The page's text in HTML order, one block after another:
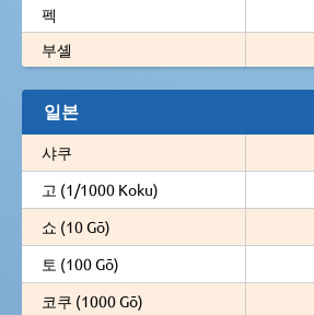
펙
부셸
일본
샤쿠
고 (1/1000 Koku)
쇼 (10 Gō)
토 (100 Gō)
코쿠 (1000 Gō)